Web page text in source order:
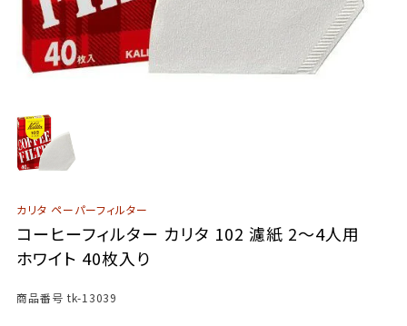
カリタ ペーパーフィルター
コーヒーフィルター カリタ 102 濾紙 2～4人用
ホワイト 40枚入り
商品番号 tk-13039